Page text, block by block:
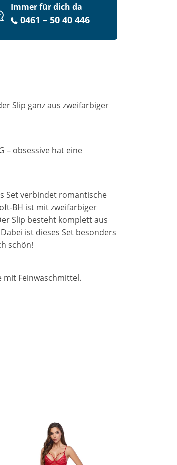
Immer für dich da
0461 – 50 40 446
Slip ganz aus zweifarbiger
– obsessive hat eine
Set verbindet romantische
BH ist mit zweifarbiger
Slip besteht komplett aus
ist dieses Set besonders
schön!
mit Feinwaschmittel.